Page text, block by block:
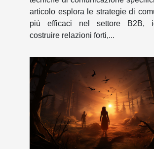
articolo esplora le strategie di
più efficaci nel settore B2B,
costruire relazioni forti,...